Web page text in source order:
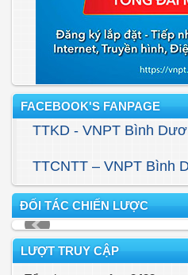
FACEBOOK'S FANPAGE
TTKD - VNPT Bình
TTCNTT – VNPT Bình
ĐỐI TÁC CHIẾN LƯỢC
LƯỢT TRUY CẬP